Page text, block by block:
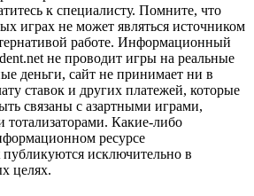
к специалисту. Помните, что
играх не может являться источником
работе. Информационный
не проводит игры на реальные
деньги, сайт не принимает ни в
ставок и других платежей, которые
связаны с азартными играми,
тотализаторами. Какие-либо
ресурсе
публикуются исключительно в
целях.